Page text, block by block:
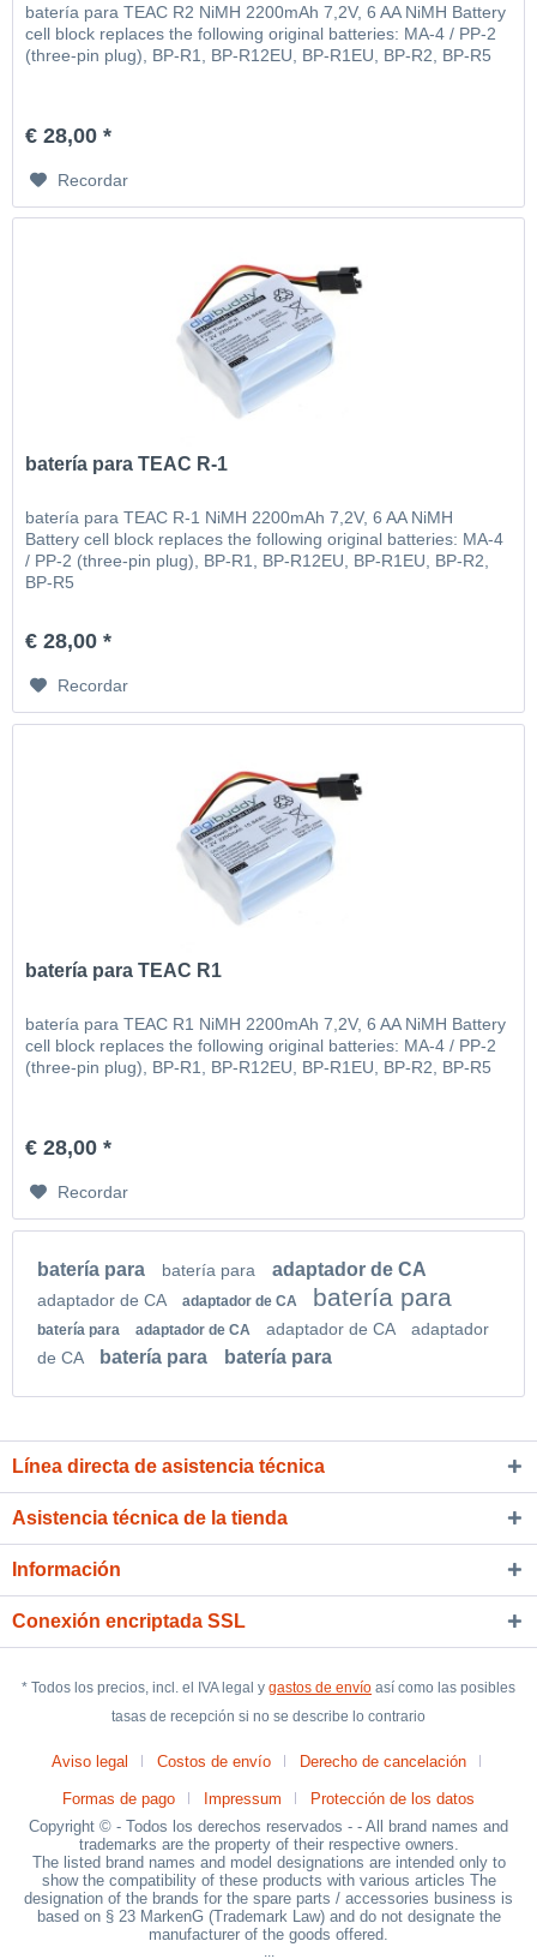
batería para TEAC R2 NiMH 2200mAh 7,2V, 6 AA NiMH Battery
cell block replaces the following original batteries: MA-4 / PP-2
(three-pin plug), BP-R1, BP-R12EU, BP-R1EU, BP-R2, BP-R5
€ 28,00 *
Recordar
batería para TEAC R-1
batería para TEAC R-1 NiMH 2200mAh 7,2V, 6 AA NiMH
Battery cell block replaces the following original batteries: MA-4
/ PP-2 (three-pin plug), BP-R1, BP-R12EU, BP-R1EU, BP-R2,
BP-R5
€ 28,00 *
Recordar
batería para TEAC R1
batería para TEAC R1 NiMH 2200mAh 7,2V, 6 AA NiMH Battery
cell block replaces the following original batteries: MA-4 / PP-2
(three-pin plug), BP-R1, BP-R12EU, BP-R1EU, BP-R2, BP-R5
€ 28,00 *
Recordar
batería para batería para adaptador de CA
adaptador de CA adaptador de CA batería para
batería para adaptador de CA adaptador de CA
adaptador
de CA
batería para batería para
Línea directa de asistencia técnica
Asistencia técnica de la tienda
Información
Conexión encriptada SSL
* Todos los precios, incl. el IVA legal y gastos de envío así como las posibles
tasas de recepción si no se describe lo contrario
Aviso legal Costos de envío Derecho de cancelación
Formas de pago Impressum
Protección de los datos
Copyright © - Todos los derechos reservados - - All brand names and
trademarks are the property of their respective owners.
The listed brand names and model designations are intended only to
show the compatibility of these products with various articles The
designation of the brands for the spare parts / accessories business is
based on § 23 MarkenG (Trademark Law) and do not designate the
manufacturer of the goods offered.
...